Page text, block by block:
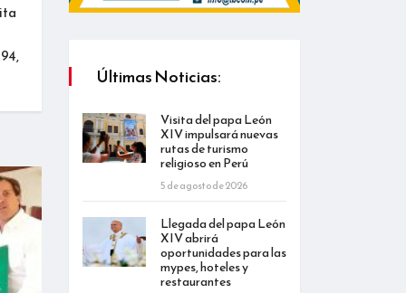
Últimas Noticias:
Visita del papa León
XIV impulsará nuevas
rutas de turismo
religioso en Perú
5 de agosto de 2026
Llegada del papa León
XIV abrirá
oportunidades para las
mypes, hoteles y
restaurantes